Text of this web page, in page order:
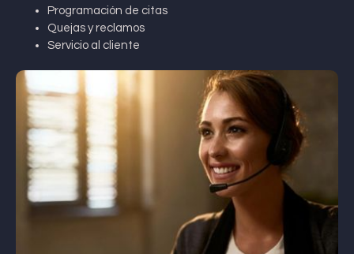
Programación de citas
Quejas y reclamos
Servicio al cliente